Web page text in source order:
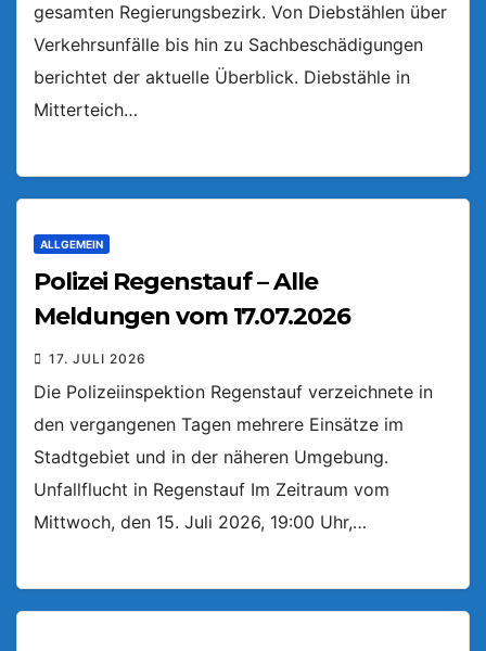
gesamten Regierungsbezirk. Von Diebstählen über
Verkehrsunfälle bis hin zu Sachbeschädigungen
berichtet der aktuelle Überblick. Diebstähle in
Mitterteich…
ALLGEMEIN
Polizei Regenstauf – Alle
Meldungen vom 17.07.2026
17. JULI 2026
Die Polizeiinspektion Regenstauf verzeichnete in
den vergangenen Tagen mehrere Einsätze im
Stadtgebiet und in der näheren Umgebung.
Unfallflucht in Regenstauf Im Zeitraum vom
Mittwoch, den 15. Juli 2026, 19:00 Uhr,…